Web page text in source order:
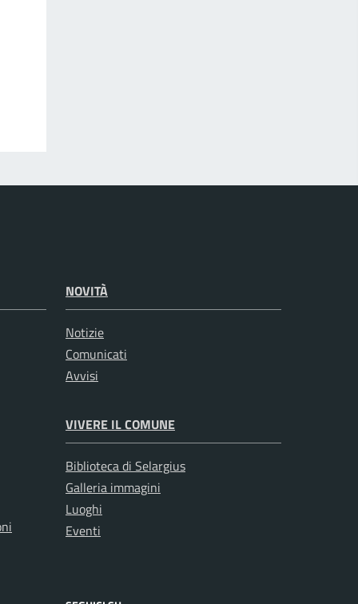
NOVITÀ
Notizie
Comunicati
Avvisi
VIVERE IL COMUNE
Biblioteca di Selargius
Galleria immagini
Luoghi
Eventi